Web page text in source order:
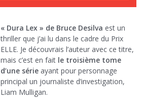
« Dura Lex » de Bruce Desilva est un
thriller que j’ai lu dans le cadre du Prix
ELLE. Je découvrais l’auteur avec ce titre,
mais c’est en fait le troisième tome
d’une série ayant pour personnage
principal un journaliste d’investigation,
Liam Mulligan.